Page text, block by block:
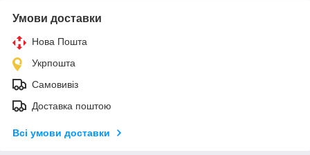
Умови доставки
Нова Пошта
Укрпошта
Самовивіз
Доставка поштою
Всі умови доставки